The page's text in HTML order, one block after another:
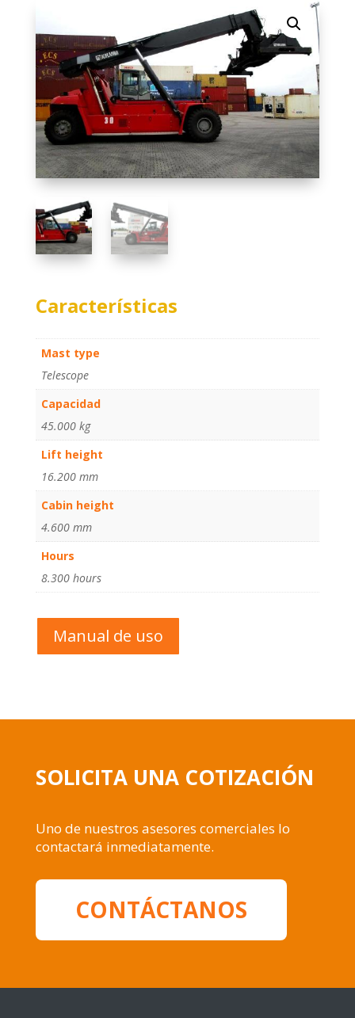
Características
Mast type
Telescope
Capacidad
45.000 kg
Lift height
16.200 mm
Cabin height
4.600 mm
Hours
8.300 hours
Manual de uso
SOLICITA UNA COTIZACIÓN
Uno de nuestros asesores comerciales lo
contactará inmediatamente.
CONTÁCTANOS